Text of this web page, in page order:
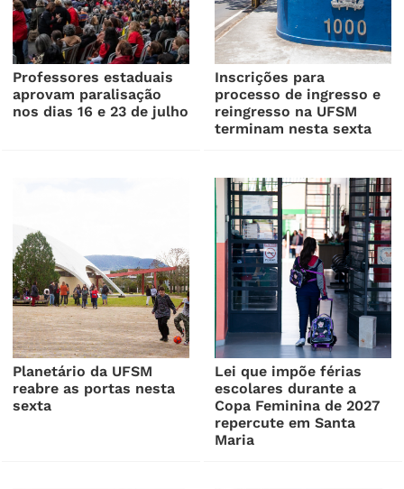
Professores estaduais
aprovam paralisação
nos dias 16 e 23 de julho
Inscrições para
processo de ingresso e
reingresso na UFSM
terminam nesta sexta
Planetário da UFSM
reabre as portas nesta
sexta
Lei que impõe férias
escolares durante a
Copa Feminina de 2027
repercute em Santa
Maria